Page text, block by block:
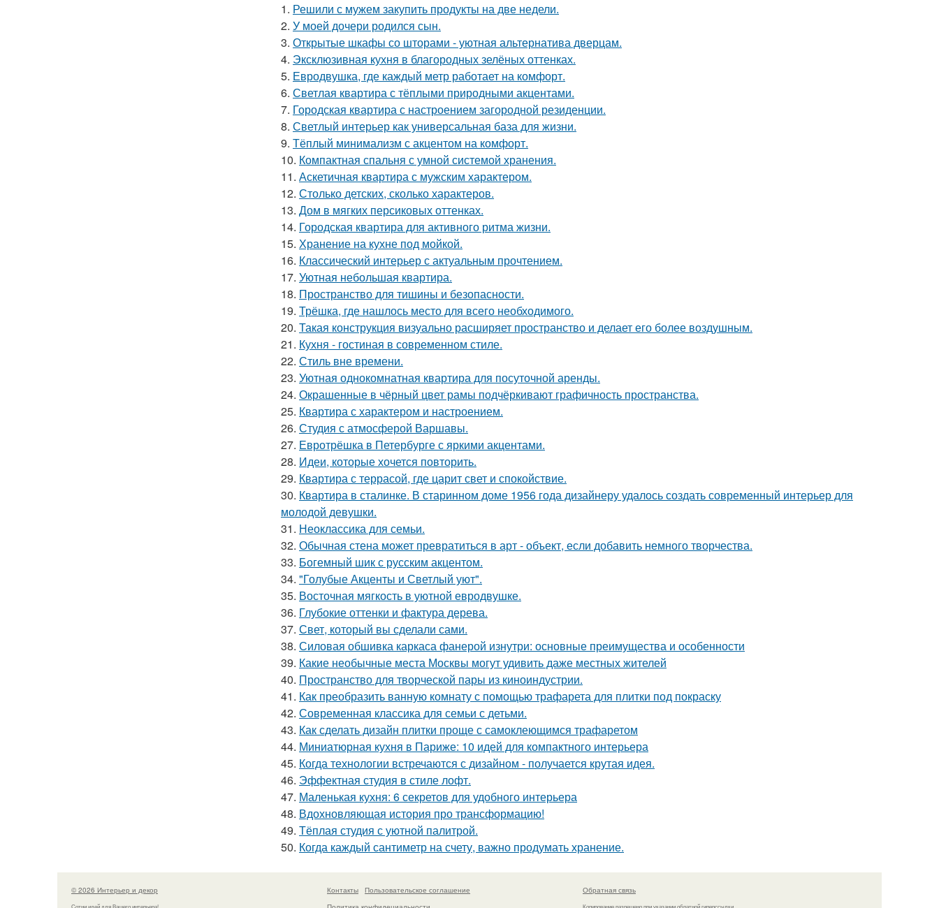
1. Решили с мужем закупить продукты на две недели.
2. У моей дочери родился сын.
3. Открытые шкафы со шторами - уютная альтернатива дверцам.
4. Эксклюзивная кухня в благородных зелёных оттенках.
5. Евродвушка, где каждый метр работает на комфорт.
6. Светлая квартира с тёплыми природными акцентами.
7. Городская квартира с настроением загородной резиденции.
8. Светлый интерьер как универсальная база для жизни.
9. Тёплый минимализм с акцентом на комфорт.
10. Компактная спальня с умной системой хранения.
11. Аскетичная квартира с мужским характером.
12. Столько детских, сколько характеров.
13. Дом в мягких персиковых оттенках.
14. Городская квартира для активного ритма жизни.
15. Хранение на кухне под мойкой.
16. Классический интерьер с актуальным прочтением.
17. Уютная небольшая квартира.
18. Пространство для тишины и безопасности.
19. Трёшка, где нашлось место для всего необходимого.
20. Такая конструкция визуально расширяет пространство и делает его более воздушным.
21. Кухня - гостиная в современном стиле.
22. Стиль вне времени.
23. Уютная однокомнатная квартира для посуточной аренды.
24. Окрашенные в чёрный цвет рамы подчёркивают графичность пространства.
25. Квартира с характером и настроением.
26. Студия с атмосферой Варшавы.
27. Евротрёшка в Петербурге с яркими акцентами.
28. Идеи, которые хочется повторить.
29. Квартира с террасой, где царит свет и спокойствие.
30. Квартира в сталинке. В старинном доме 1956 года дизайнеру удалось создать современный интерьер для
молодой девушки.
31. Неоклассика для семьи.
32. Обычная стена может превратиться в арт - объект, если добавить немного творчества.
33. Богемный шик с русским акцентом.
34. "Голубые Акценты и Светлый уют".
35. Восточная мягкость в уютной евродвушке.
36. Глубокие оттенки и фактура дерева.
37. Свет, который вы сделали сами.
38. Силовая обшивка каркаса фанерой изнутри: основные преимущества и особенности
39. Какие необычные места Москвы могут удивить даже местных жителей
40. Пространство для творческой пары из киноиндустрии.
41. Как преобразить ванную комнату с помощью трафарета для плитки под покраску
42. Современная классика для семьи с детьми.
43. Как сделать дизайн плитки проще с самоклеющимся трафаретом
44. Миниатюрная кухня в Париже: 10 идей для компактного интерьера
45. Когда технологии встречаются с дизайном - получается крутая идея.
46. Эффектная студия в стиле лофт.
47. Маленькая кухня: 6 секретов для удобного интерьера
48. Вдохновляющая история про трансформацию!
49. Тёплая студия с уютной палитрой.
50. Когда каждый сантиметр на счету, важно продумать хранение.
© 2026 Интерьер и декор
Сотни идей для Вашего интерьера!
Контакты
Пользовательское соглашение
Обратная связь
Копирование разрешено при указании обратной гиперссылки.